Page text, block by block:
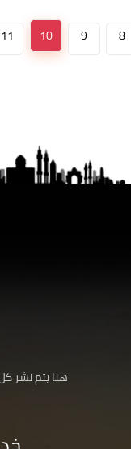
8
9
10
11
هنا يتم نشر